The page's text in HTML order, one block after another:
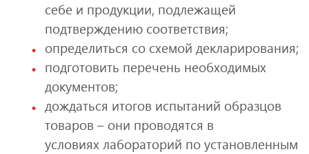
себе и продукции, подлежащей
подтверждению соответствия;
определиться со схемой декларирования;
подготовить перечень необходимых
документов;
дождаться итогов испытаний образцов
товаров – они проводятся в
условиях лабораторий по установленным